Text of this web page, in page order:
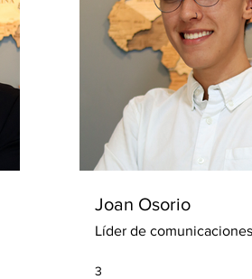
Joan Osorio
Líder de comunicaciones
3